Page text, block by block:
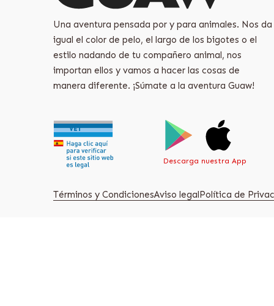
Una aventura pensada por y para animales. Nos da
igual el color de pelo, el largo de los bigotes o el
estilo nadando de tu compañero animal, nos
importan ellos y vamos a hacer las cosas de
manera diferente. ¡Súmate a la aventura Guaw!
Descarga nuestra App
Términos y CondicionesAviso legalPolítica de